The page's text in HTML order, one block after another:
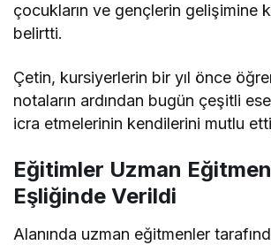
çocukların ve gençlerin gelişimine
belirtti.
Çetin, kursiyerlerin bir yıl önce
notaların ardından bugün çeşitli
icra etmelerinin kendilerini mutlu
Eğitimler Uzman
Eşliğinde Verildi
Alanında uzman eğitmenler